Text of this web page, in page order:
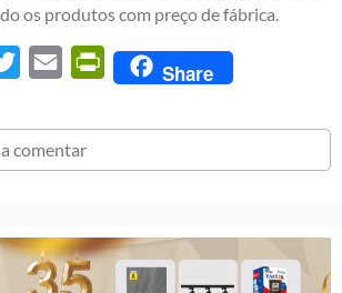
os produtos com preço de fábrica.
Twitter Email PrintFriendly
Share
comentar